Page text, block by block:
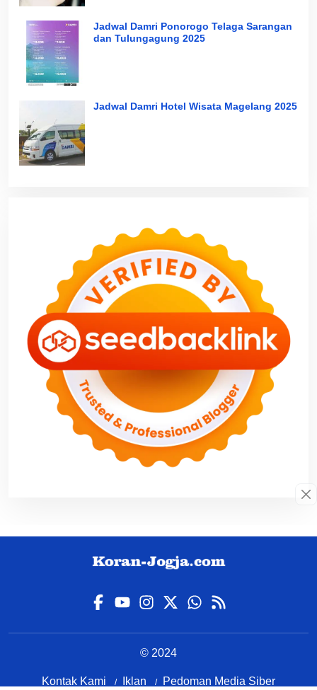
Jadwal Damri Ponorogo Telaga Sarangan
dan Tulungagung 2025
Jadwal Damri Hotel Wisata Magelang 2025
© 2024
Kontak Kami Iklan Pedoman Media Siber